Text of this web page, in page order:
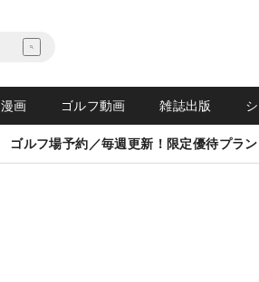
漫画 ゴルフ動画 雑誌出版
ゴルフ場予約／毎週更新！限定優待プラン